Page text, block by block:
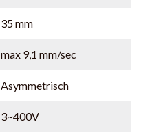
35 mm
max 9,1 mm/sec
Asymmetrisch
3~400V